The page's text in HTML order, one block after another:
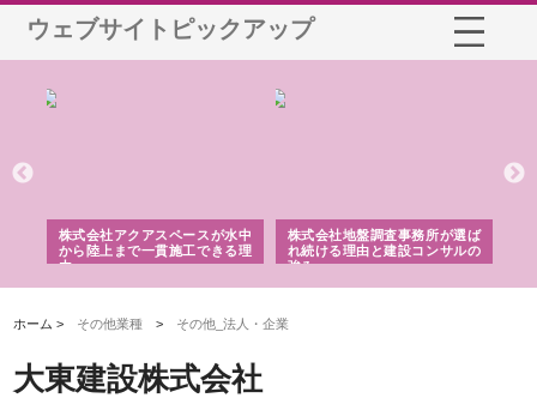
ウェブサイトピックアップ
株式会社アクアスペースが水中
から陸上まで一貫施工できる理
由
株式会社地盤調査事務所が選ば
れ続ける理由と建設コンサルの
強み
ホーム > その他業種 > その他_法人・企業
大東建設株式会社